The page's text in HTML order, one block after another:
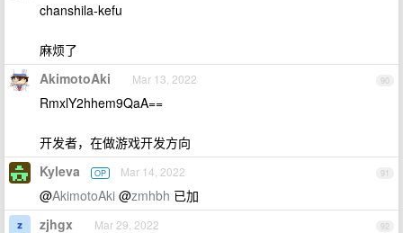
chanshila-kefu
麻烦了
90
AkimotoAki Mar 13, 2022
RmxlY2hhem9QaA==
开发者，在做游戏开发方向
91
Kyleva OP Mar 14, 2022
@AkimotoAki @zmhbh 已加
92
zjhgx Mar 29, 2022